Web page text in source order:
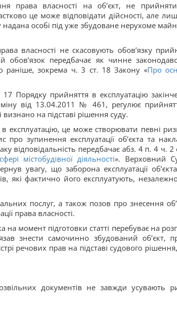
права власності на об’єкт, не
це може відповідати дійсності, але
особі під уже збудоване нерухоме
власності не скасовують обов’язку
обов’язок передбачає як чинне
раніше, зокрема ч. 3 ст. 18 Закону «Про
Порядку прийняття в експлуатацію
від 13.04.2011 № 461, регулює
визнано на підставі рішення суду.
експлуатацію, це може створювати певні
зупинення експлуатації об’єкта та
відповідальність передбачає абз. 4 п. 4 ч. 2
містобудівної діяльності». Верховний
увагу, що заборона експлуатації
які фактично його експлуатують,
послуг, а також позов про знесення
права власності.
момент підготовки статті перебуває на
знести самочинно збудований об’єкт,
речових прав на підставі судового
документів не завжди усувають